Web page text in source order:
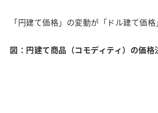
「円建て価格」の変動が「ドル建て価
図：円建て商品（コモディティ）の価